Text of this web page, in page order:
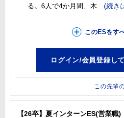
る。6人で4か月間、木
この先輩
【26卒】夏インターンES(営業職)